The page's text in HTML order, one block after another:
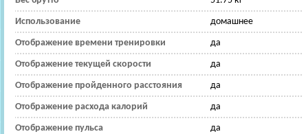
Использование домашнее
Отображение времени тренировки да
Отображение текущей скорости да
Отображение пройденного расстояния да
Отображение расхода калорий да
Отображение пульса да